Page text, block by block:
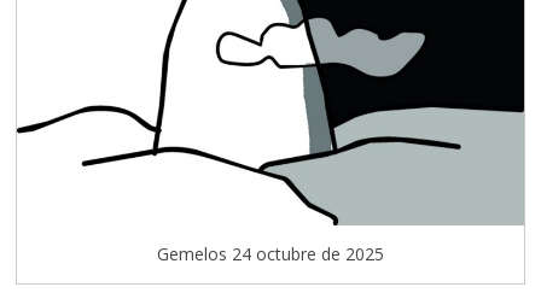
Gemelos 24 octubre de 2025